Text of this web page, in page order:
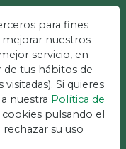
Plus
Les
gratuit !
para fines
mejorar nuestros
servicio, en
tus hábitos de
Si quieres
nuestra Política de
cookies pulsando el
su uso